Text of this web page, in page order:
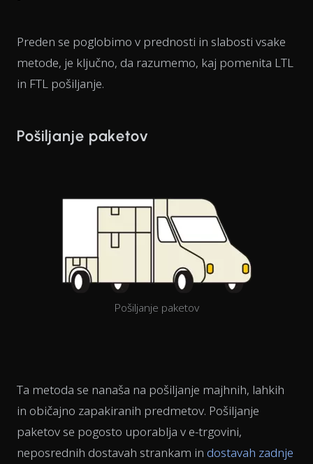
Preden se poglobimo v prednosti in slabosti vsake
metode, je ključno, da razumemo, kaj pomenita LTL
in FTL pošiljanje.
Pošiljanje paketov
Pošiljanje paketov
Ta metoda se nanaša na pošiljanje majhnih, lahkih
in običajno zapakiranih predmetov. Pošiljanje
paketov se pogosto uporablja v e-trgovini,
neposrednih dostavah strankam in dostavah zadnje